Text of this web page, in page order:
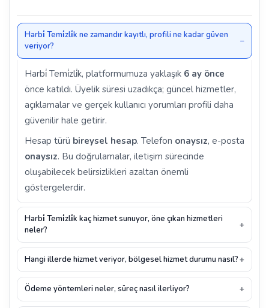
Harbi̇ Temi̇zli̇k ne zamandır kayıtlı, profili ne kadar güven
veriyor?
Harbi̇ Temi̇zli̇k, platformumuza yaklaşık 6 ay önce
önce katıldı. Üyelik süresi uzadıkça; güncel hizmetler,
açıklamalar ve gerçek kullanıcı yorumları profili daha
güvenilir hale getirir.
Hesap türü bireysel hesap. Telefon onaysız, e-posta
onaysız. Bu doğrulamalar, iletişim sürecinde
oluşabilecek belirsizlikleri azaltan önemli
göstergelerdir.
Harbi̇ Temi̇zli̇k kaç hizmet sunuyor, öne çıkan hizmetleri
neler?
Hangi illerde hizmet veriyor, bölgesel hizmet durumu nasıl?
Ödeme yöntemleri neler, süreç nasıl ilerliyor?